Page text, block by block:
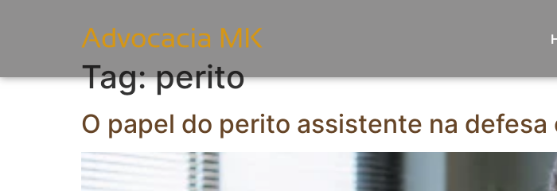
Tag:perito
O papel do perito assistente na